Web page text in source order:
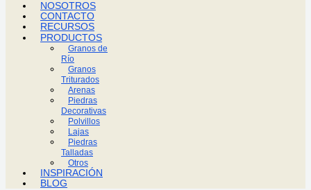
NOSOTROS
CONTACTO
RECURSOS
PRODUCTOS
Granos de
Río
Granos
Triturados
Arenas
Piedras
Decorativas
Polvillos
Lajas
Piedras
Talladas
Otros
INSPIRACIÓN
BLOG